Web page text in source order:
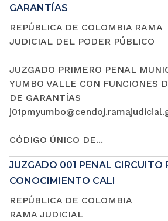
GARANTÍAS
REPÚBLICA DE COLOMBIA RAMA
JUDICIAL DEL PODER PÚBLICO
JUZGADO PRIMERO PENAL
YUMBO VALLE CON FUNCIONES
DE GARANTÍAS
CÓDIGO ÚNICO DE...
JUZGADO 001 PENAL CIRCUITO
CONOCIMIENTO CALI
REPÚBLICA DE COLOMBIA
RAMA JUDICIAL